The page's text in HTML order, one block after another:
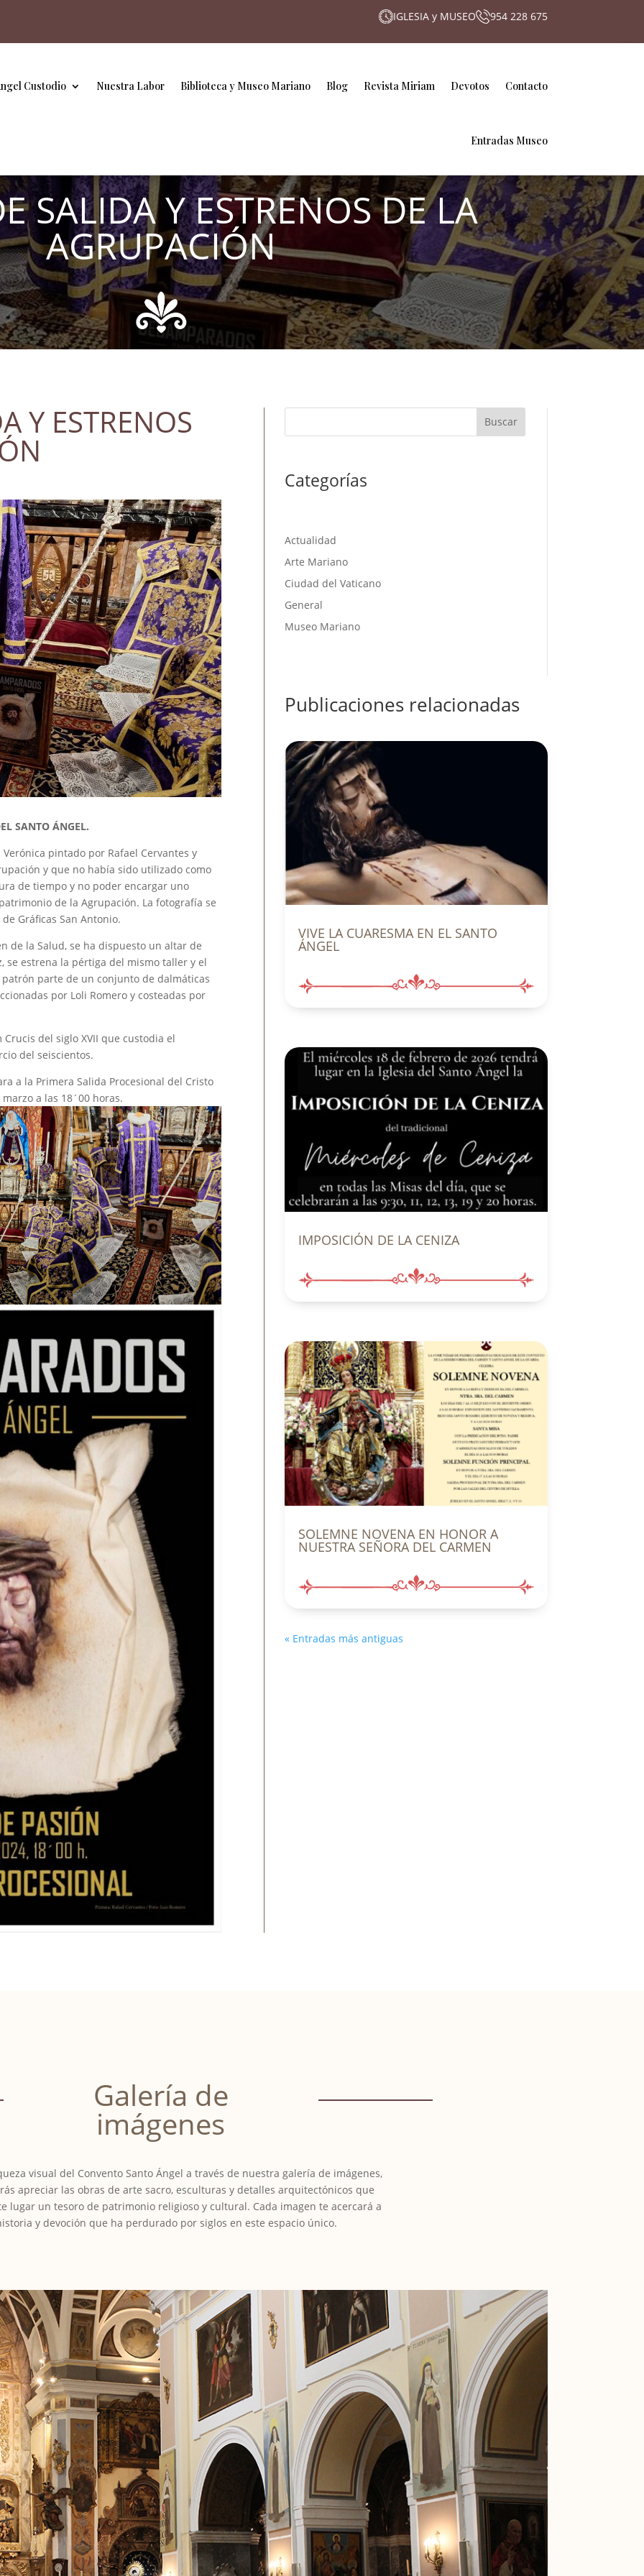
IGLESIA y MUSEO 954 228 675
Custodio Nuestra Labor Biblioteca y Museo Mariano Blog Revista Miriam Devotos Contacto
Entradas Museo
SALIDA Y ESTRENOS DE LA
AGRUPACIÓN
Y ESTRENOS
SANTO ÁNGEL.
pintado por Rafael Cervantes y
y que no había sido utilizado como
de tiempo y no poder encargar uno
de la Agrupación. La fotografía se
Gráficas San Antonio.
de la Salud, se ha dispuesto un altar de
se estrena la pértiga del mismo taller y el
parte de un conjunto de dalmáticas
por Loli Romero y costeadas por
del siglo XVII que custodia el
del seiscientos.
a la Primera Salida Procesional del Cristo
a las 18´00 horas.
Buscar
Categorías
Actualidad
Arte Mariano
Ciudad del Vaticano
General
Museo Mariano
Publicaciones relacionadas
VIVE LA CUARESMA EN EL SANTO
ÁNGEL
IMPOSICIÓN DE LA CENIZA
SOLEMNE NOVENA EN HONOR A
NUESTRA SEÑORA DEL CARMEN
« Entradas más antiguas
Galería de
imágenes
visual del Convento Santo Ángel a través de nuestra galería de imágenes,
apreciar las obras de arte sacro, esculturas y detalles arquitectónicos que
lugar un tesoro de patrimonio religioso y cultural. Cada imagen te acercará a
y devoción que ha perdurado por siglos en este espacio único.